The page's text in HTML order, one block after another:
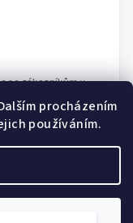
procházením
používáním.